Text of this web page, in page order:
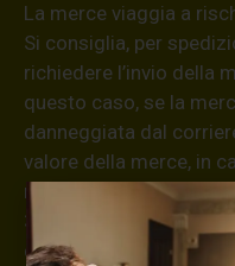
La merce viaggia a
Si consiglia, per
richiedere l’invio della
questo caso, se la
danneggiata dal
valore della merce, in
rimborserà il
3,5% sul valore totale
di concludere il